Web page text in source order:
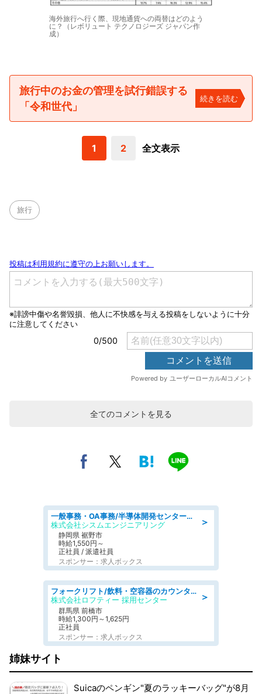
海外旅行へ行く際、現地通貨への両替はどのよう
に？（レボリュート テクノロジーズ ジャパン作
成）
旅行中のお金の管理を試行錯誤する
「令和世代」
続きを読む
1 2 全文表示
旅行
全てのコメントを見る
＞
一般事務・OA事務/半導体開発センター内で事務&軽作業スタッフ、募集
株式会社シスムエンジニアリング
静岡県 裾野市
時給1,550円～
正社員 / 派遣社員
スポンサー：求人ボックス
＞
フォークリフト/飲料・空容器のカウンターフォーク/駒形駅/車11分
株式会社ロフティー 採用センター
群馬県 前橋市
時給1,300円～1,625円
正社員
スポンサー：求人ボックス
姉妹サイト
Suicaのペンギン"夏のラッキーバッグ"が8月